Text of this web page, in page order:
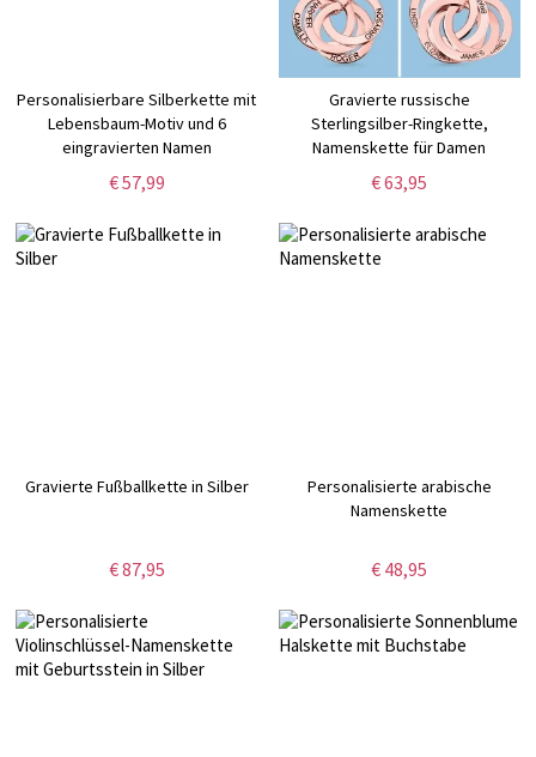
Personalisierbare Silberkette mit
Lebensbaum-Motiv und 6
eingravierten Namen
€ 57,99
Gravierte russische
Sterlingsilber-Ringkette,
Namenskette für Damen
€ 63,95
Gravierte Fußballkette in Silber
€ 87,95
Personalisierte arabische
Namenskette
€ 48,95